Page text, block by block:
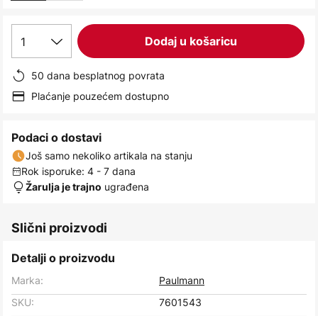
1 Dodaj u košaricu
50 dana besplatnog povrata
Plaćanje pouzećem dostupno
Podaci o dostavi
Još samo nekoliko artikala na stanju
Rok isporuke: 4 - 7 dana
Žarulja je trajno ugrađena
Slični proizvodi
Detalji o proizvodu
Marka:
Paulmann
SKU:
7601543